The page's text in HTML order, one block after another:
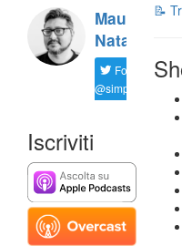
Maurizio
Natali
Follow
@simplemal
Iscriviti
📝